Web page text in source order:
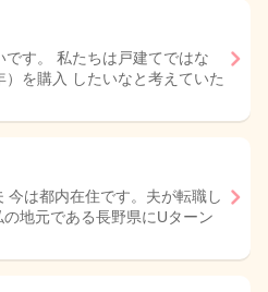
す。 私たちは戸建てではな
を購入 したいなと考えていた
今は都内在住です。夫が転職し
地元である長野県にUターン